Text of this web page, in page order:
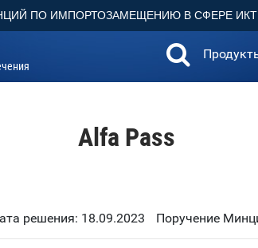
ПО ИМПОРТОЗАМЕЩЕНИЮ В СФЕРЕ ИКТ
Alfa Pass
решения: 18.09.2023 Поручение